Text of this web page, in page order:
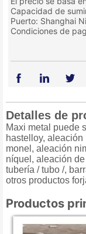
Capacidad de
Puerto: Shanghai
Condiciones de
Detalles de
Maxi metal puede
hastelloy,
monel, aleación
níquel, aleación
tubería / tubo /,
otros productos
Productos